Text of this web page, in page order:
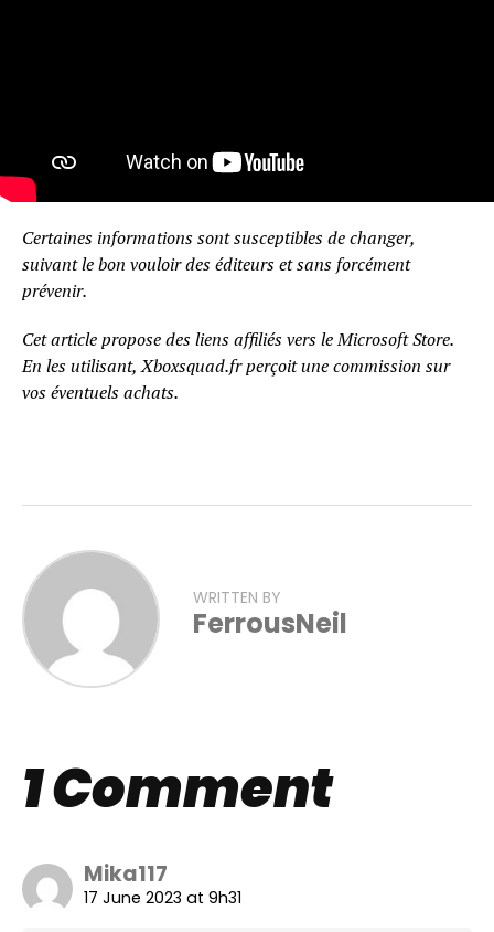
Certaines informations sont susceptibles de changer,
suivant le bon vouloir des éditeurs et sans forcément
prévenir.
Cet article propose des liens affiliés vers le Microsoft Store.
En les utilisant, Xboxsquad.fr perçoit une commission sur
vos éventuels achats.
WRITTEN BY
FerrousNeil
1 Comment
Mika117
17 June 2023 at 9h31